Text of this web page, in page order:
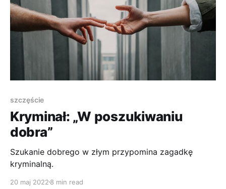
szczęście
Kryminał: „W poszukiwaniu
dobra”
Szukanie dobrego w złym przypomina zagadkę
kryminalną.
20 maj 2022 8 min read